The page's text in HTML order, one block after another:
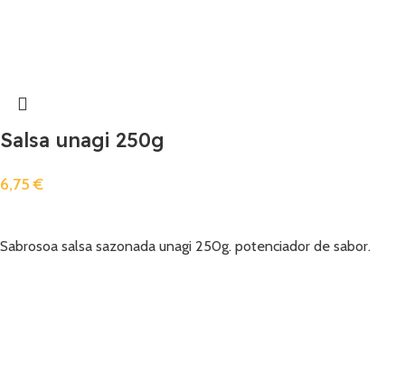
Salsa unagi 250g
6,75€
Sabrosoa salsa sazonada unagi 250g. potenciador de sabor.